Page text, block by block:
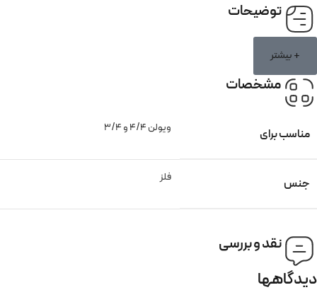
توضیحات
+ بیشتر
مشخصات
مناسب برای ویولن 4/4 و 3/4
جنس فلز
نقد و بررسی
دیدگاهها